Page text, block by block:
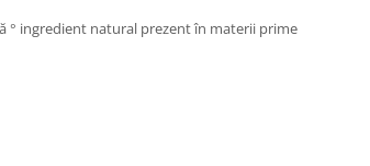
° ingredient natural prezent în materii prime